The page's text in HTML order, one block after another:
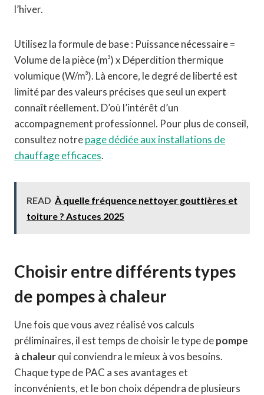
l’hiver.
Utilisez la formule de base : Puissance nécessaire =
Volume de la pièce (m³) x Déperdition thermique
volumique (W/m³). Là encore, le degré de liberté est
limité par des valeurs précises que seul un expert
connaît réellement. D’où l’intérêt d’un
accompagnement professionnel. Pour plus de conseil,
consultez notrepage dédiée aux installations de
chauffage efficaces.
READ À quelle fréquence nettoyer gouttières et
toiture ? Astuces 2025
Choisir entre différents types
de pompes à chaleur
Une fois que vous avez réalisé vos calculs
préliminaires, il est temps de choisir le type depompe
à chaleurqui conviendra le mieux à vos besoins.
Chaque type de PAC a ses avantages et
inconvénients, et le bon choix dépendra de plusieurs